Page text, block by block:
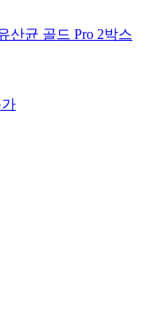
산균 골드 Pro 2박스